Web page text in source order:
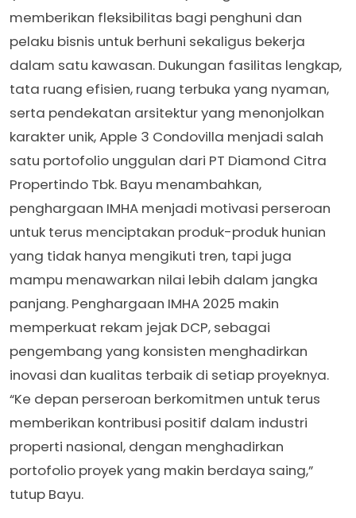
memberikan fleksibilitas bagi penghuni dan
pelaku bisnis untuk berhuni sekaligus bekerja
dalam satu kawasan. Dukungan fasilitas lengkap,
tata ruang efisien, ruang terbuka yang nyaman,
serta pendekatan arsitektur yang menonjolkan
karakter unik, Apple 3 Condovilla menjadi salah
satu portofolio unggulan dari PT Diamond Citra
Propertindo Tbk. Bayu menambahkan,
penghargaan IMHA menjadi motivasi perseroan
untuk terus menciptakan produk-produk hunian
yang tidak hanya mengikuti tren, tapi juga
mampu menawarkan nilai lebih dalam jangka
panjang. Penghargaan IMHA 2025 makin
memperkuat rekam jejak DCP, sebagai
pengembang yang konsisten menghadirkan
inovasi dan kualitas terbaik di setiap proyeknya.
“Ke depan perseroan berkomitmen untuk terus
memberikan kontribusi positif dalam industri
properti nasional, dengan menghadirkan
portofolio proyek yang makin berdaya saing,”
tutup Bayu.